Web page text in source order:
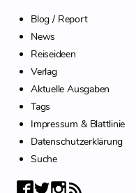
Blog / Report
News
Reiseideen
Verlag
Aktuelle Ausgaben
Tags
Impressum & Blattlinie
Datenschutzerklärung
Suche